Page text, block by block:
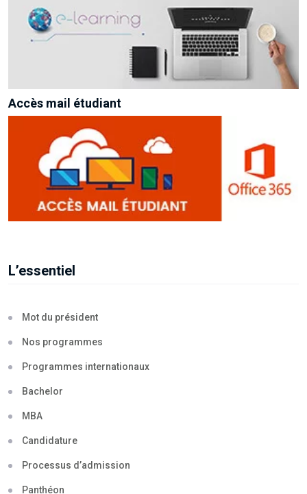
Accès mail étudiant
L’essentiel
Mot du président
Nos programmes
Programmes internationaux
Bachelor
MBA
Candidature
Processus d’admission
Panthéon